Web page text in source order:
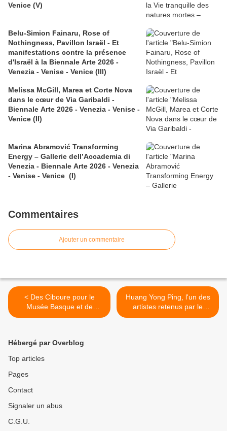
Venice (V)
Belu-Simion Fainaru, Rose of
Nothingness, Pavillon Israël - Et
manifestations contre la présence
d'Israël à la Biennale Arte 2026 -
Venezia - Venise - Venice (III)
Melissa McGill, Marea et Corte Nova
dans le cœur de Via Garibaldi -
Biennale Arte 2026 - Venezia - Venise -
Venice (II)
Marina Abramović Transforming
Energy – Gallerie dell’Accademia di
Venezia - Biennale Arte 2026 - Venezia
- Venise - Venice (I)
Commentaires
Ajouter un commentaire
< Des Ciboure pour le
Musée Basque et de
l’histoire de Bayonne
Huang Yong Ping, l'un des
artistes retenus par le
ministère de l’Education
Hébergé par Overblog
Top articles
Pages
Contact
Signaler un abus
C.G.U.